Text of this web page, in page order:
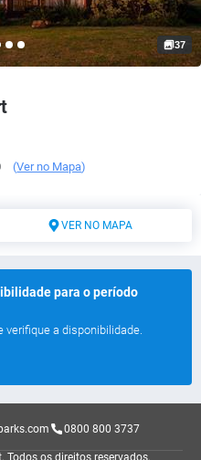
(Ver no Mapa)
37
VER NO MAPA
para o período
verifique a disponibilidade.
0800 800 3737
Todos os direitos reservados.